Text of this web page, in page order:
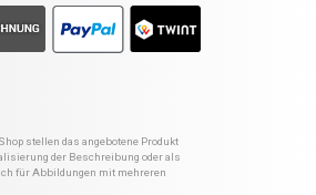
stellen das angebotene Produkt
der Beschreibung oder als
für Abbildungen mit mehreren